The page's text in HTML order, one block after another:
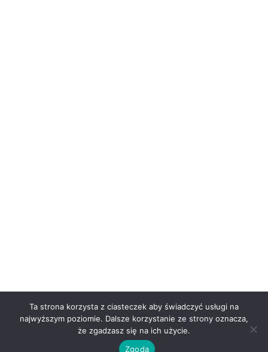
Ta strona korzysta z ciasteczek aby świadczyć usługi na
najwyższym poziomie. Dalsze korzystanie ze strony oznacza,
że zgadzasz się na ich użycie.
Zgoda